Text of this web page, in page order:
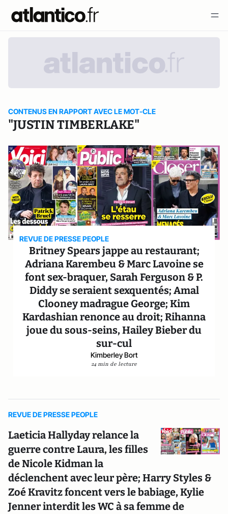
CONTENUS EN RAPPORT AVEC LE MOT-CLE
"JUSTIN TIMBERLAKE"
REVUE DE PRESSE PEOPLE
Britney Spears jappe au restaurant;
Adriana Karembeu & Marc Lavoine se
font sex-braquer, Sarah Ferguson & P.
Diddy se seraient sexquentés; Amal
Clooney madrague George; Kim
Kardashian renonce au droit; Rihanna
joue du sous-seins, Hailey Bieber du
sur-cul
Kimberley Bort
24 min de lecture
REVUE DE PRESSE PEOPLE
Laeticia Hallyday relance la
guerre contre Laura, les filles
de Nicole Kidman la
déclenchent avec leur père; Harry Styles &
Zoé Kravitz foncent vers le babiage, Kylie
Jenner interdit les WC à sa femme de